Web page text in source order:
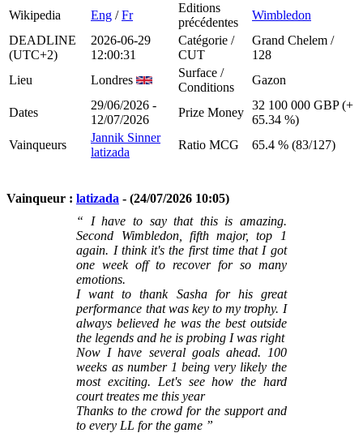
Wikipedia Eng /Fr
Editions
précédentes
Wimbledon
DEADLINE
(UTC+2)
2026-06-29
12:00:31
Catégorie /
CUT
Grand Chelem /
128
Lieu
Londres
Surface /
Conditions
Gazon
Dates
29/06/2026 -
12/07/2026
Prize Money
32 100 000 GBP (+
65.34 %)
Vainqueurs
Jannik Sinner
latizada
Ratio MCG 65.4 % (83/127)
Vainqueur : latizada - (24/07/2026 10:05)
“ I have to say that this is amazing.
Second Wimbledon, fifth major, top 1
again. I think it's the first time that I got
one week off to recover for so many
emotions.
I want to thank Sasha for his great
performance that was key to my trophy. I
always believed he was the best outside
the legends and he is probing I was right
Now I have several goals ahead. 100
weeks as number 1 being very likely the
most exciting. Let's see how the hard
court treates me this year
Thanks to the crowd for the support and
to every LL for the game ”